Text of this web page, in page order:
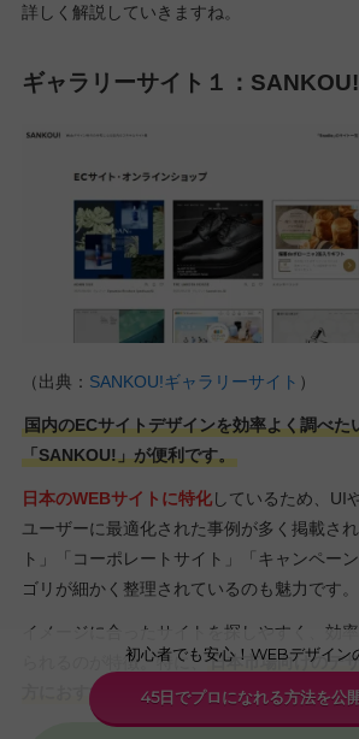
詳しく解説していきますね。
ギャラリーサイト１：SANKOU!
（出典： SANKOU!ギャラリーサイト ）
国内のECサイトデザインを効率よく調べた
「SANKOU!」が便利です。
日本のWEBサイトに特化しているため、UI
ユーザーに最適化された事例が多く掲載さ
ト」「コーポレートサイト」「キャンペー
ゴリが細かく整理されているのも魅力です。
イメージに合ったサイトを探しやすく、効
られるのが特徴。特に、日本市場向けのデ
方におすすめのギャラリーサイトです。
初心者でも安心！WEBデザイン
45日でプロになれる方法を公